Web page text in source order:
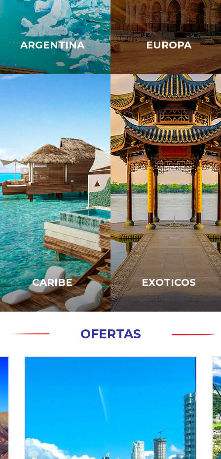
ARGENTINA EUROPA
CARIBE EXOTICOS
OFERTAS